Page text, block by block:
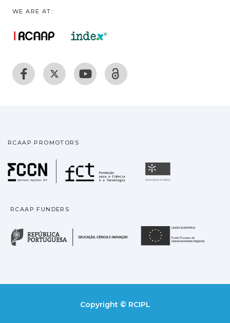
WE ARE AT:
RCAAP PROMOTORS
Fundação para a
RCAAP FUNDERS
República Portuguesa
Copyright © RCIPL